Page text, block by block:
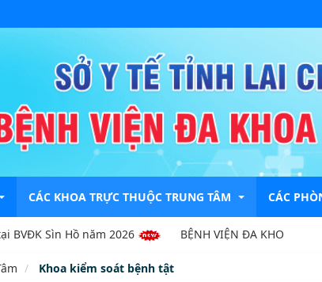
triển
CÁC KHOA TRỰC THUỘC TRUNG TÂM
Khoa Khám Bệnh
CÁC
PHÒNG
Sìn Hồ năm 2026 BỆNH VIỆN ĐA KHOA SÌN HỒ
Khoa kiểm soát bệnh tật